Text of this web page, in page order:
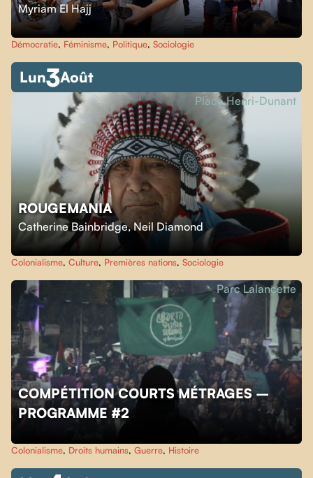
Myriam El Hajj
Démocratie, Féminisme, Politique, Sociologie
Lun3Août
ROUGEMANIA
Catherine Bainbridge,Neil Diamond
Place Henri-Dunant
Colonialisme, Culture, Premières nations, Sociologie
COMPÉTITION COURTS MÉTRAGES –
PROGRAMME #2
Parc Lalancette
Colonialisme, Droits humains, Guerre, Histoire